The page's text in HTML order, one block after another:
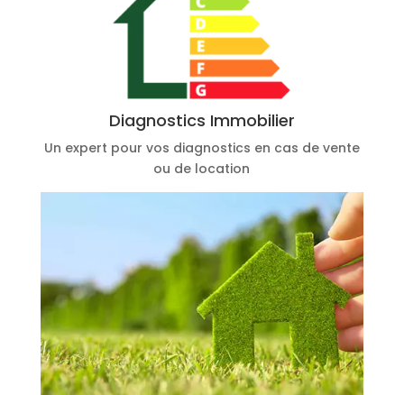
Diagnostics Immobilier
Un expert pour vos diagnostics en cas de vente
ou de location